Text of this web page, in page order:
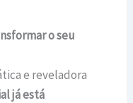
o seu
e reveladora
já está